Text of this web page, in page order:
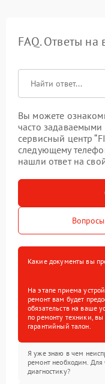
FAQ. Ответы на
Вы можете
часто
сервисный центр
следующему
нашли ответ на
Какие документы вы
На этапе приема
ремонт вам будет
обязательств на ваше
по ремонту техники,
гарантийный талон.
Я уже знаю в чем
ремонт необходим. Для
диагностику?